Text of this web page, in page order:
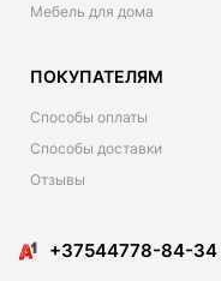
Мебель для дома
ПОКУПАТЕЛЯМ
Способы оплаты
Способы доставки
Отзывы
+37544778-84-34